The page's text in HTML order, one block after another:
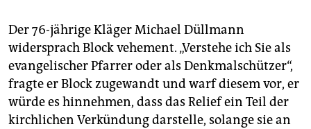
Der 76-jährige Kläger Michael Düllmann
widersprach Block vehement. „Verstehe ich Sie als
evangelischer Pfarrer oder als Denkmalschützer“,
fragte er Block zugewandt und warf diesem vor, er
würde es hinnehmen, dass das Relief ein Teil der
kirchlichen Verkündung darstelle, solange sie an